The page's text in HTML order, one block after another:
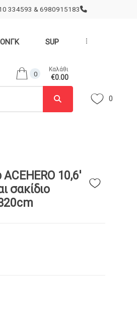
334593 & 6980915183
SUP ...
0
Καλάθι
€0.00
0
10,6′
σακίδιο